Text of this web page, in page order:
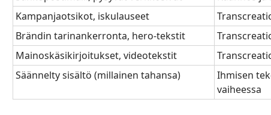
Kampanjaotsikot, iskulauseet
Brändin tarinankerronta, hero-tekstit
Mainoskäsikirjoitukset, videotekstit
Säännelty sisältö (millainen tahansa)
Ihmisen
vaiheessa